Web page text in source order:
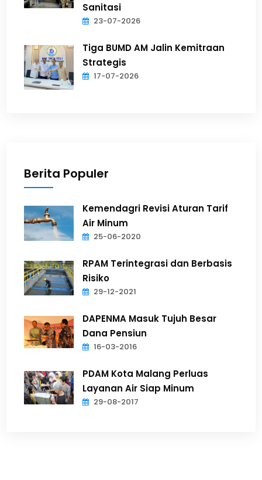
Sanitasi
23-07-2026
Tiga BUMD AM Jalin Kemitraan
Strategis
17-07-2026
Berita Populer
Kemendagri Revisi Aturan Tarif
Air Minum
25-06-2020
RPAM Terintegrasi dan Berbasis
Risiko
29-12-2021
DAPENMA Masuk Tujuh Besar
Dana Pensiun
16-03-2016
PDAM Kota Malang Perluas
Layanan Air Siap Minum
29-08-2017